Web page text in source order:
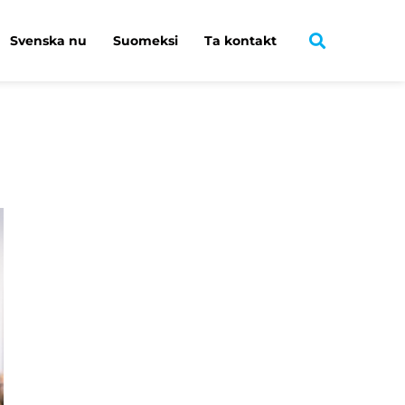
Svenska nu Suomeksi Ta kontakt